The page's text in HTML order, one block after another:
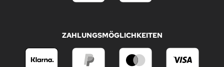
ZAHLUNGSMÖGLICHKEITEN